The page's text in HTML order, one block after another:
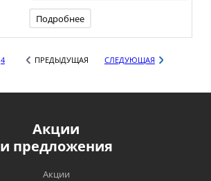
Подробнее
4 ПРЕДЫДУЩАЯ СЛЕДУЮЩАЯ
Акции
и предложения
Акции